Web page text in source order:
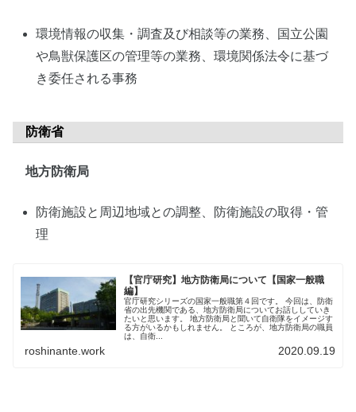
環境情報の収集・調査及び相談等の業務、国立公園
や鳥獣保護区の管理等の業務、環境関係法令に基づ
き委任される事務
防衛省
地方防衛局
防衛施設と周辺地域との調整、防衛施設の取得・管
理
【官庁研究】地方防衛局について【国家一般職
編】
官庁研究シリーズの国家一般職第４回です。 今回は、防衛
省の出先機関である、地方防衛局についてお話ししていき
たいと思います。 地方防衛局と聞いて自衛隊をイメージす
る方がいるかもしれません。 ところが、地方防衛局の職員
は、自衛...
roshinante.work 2020.09.19